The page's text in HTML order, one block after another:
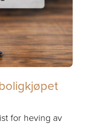
for heving av